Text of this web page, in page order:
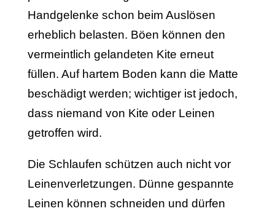
Handgelenke schon beim Auslösen
erheblich belasten. Böen können den
vermeintlich gelandeten Kite erneut
füllen. Auf hartem Boden kann die Matte
beschädigt werden; wichtiger ist jedoch,
dass niemand von Kite oder Leinen
getroffen wird.
Die Schlaufen schützen auch nicht vor
Leinenverletzungen. Dünne gespannte
Leinen können schneiden und dürfen